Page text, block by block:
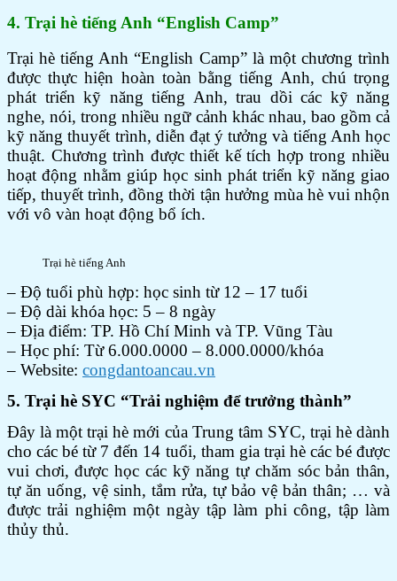
4. Trại hè tiếng Anh “English Camp”
Trại hè tiếng Anh “English Camp” là một chương trình
được thực hiện hoàn toàn bằng tiếng Anh, chú trọng
phát triển kỹ năng tiếng Anh, trau dồi các kỹ năng
nghe, nói, trong nhiều ngữ cảnh khác nhau, bao gồm cả
kỹ năng thuyết trình, diễn đạt ý tưởng và tiếng Anh học
thuật. Chương trình được thiết kế tích hợp trong nhiều
hoạt động nhằm giúp học sinh phát triển kỹ năng giao
tiếp, thuyết trình, đồng thời tận hưởng mùa hè vui nhộn
với vô vàn hoạt động bổ ích.
Trại hè tiếng Anh
– Độ tuổi phù hợp: học sinh từ 12 – 17 tuổi
– Độ dài khóa học: 5 – 8 ngày
– Địa điểm: TP. Hồ Chí Minh và TP. Vũng Tàu
– Học phí: Từ 6.000.0000 – 8.000.0000/khóa
– Website: congdantoancau.vn
5. Trại hè SYC “Trải nghiệm để trưởng thành”
Đây là một trại hè mới của Trung tâm SYC, trại hè dành
cho các bé từ 7 đến 14 tuổi, tham gia trại hè các bé được
vui chơi, được học các kỹ năng tự chăm sóc bản thân,
tự ăn uống, vệ sinh, tắm rửa, tự bảo vệ bản thân; … và
được trải nghiệm một ngày tập làm phi công, tập làm
thủy thủ.